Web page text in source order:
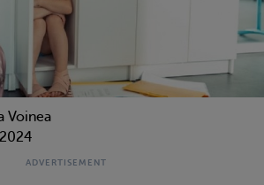
Voinea